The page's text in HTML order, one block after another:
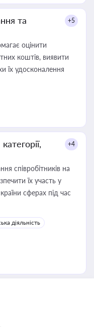
та
+5
оцінити
коштів, виявити
їх удосконалення
+4
співробітників на
їх участь у
сферах під час
діяльність